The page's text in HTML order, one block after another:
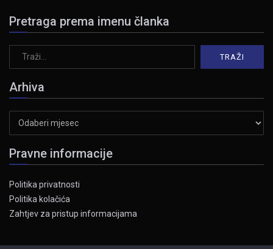
Pretraga prema imenu članka
Arhiva
Pravne informacije
Politika privatnosti
Politika kolačića
Zahtjev za pristup informacijama